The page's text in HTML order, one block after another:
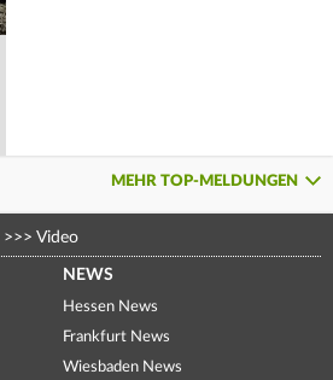
MEHR TOP-MELDUNGEN
>>> Video
NEWS
Hessen News
Frankfurt News
Wiesbaden News